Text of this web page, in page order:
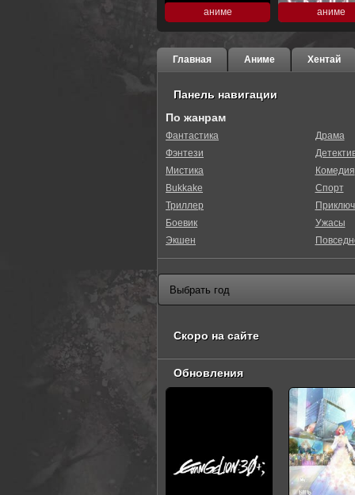
аниме аниме
Главная Аниме Хентай
Панель навигации
По жанрам
Фантастика
Фэнтези
Мистика
Bukkake
Триллер
Боевик
Экшен
Драма
Комедия
Спорт
Ужасы
Скоро на сайте
Обновления